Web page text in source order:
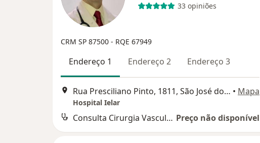
33 opiniões
CRM SP 87500 - RQE 67949
Endereço 1 Endereço 2 Endereço 3
Rua Presciliano Pinto, 1811, São José do Rio Preto • Mapa
Hospital Ielar
Consulta Cirurgia Vascular Preço não disponível